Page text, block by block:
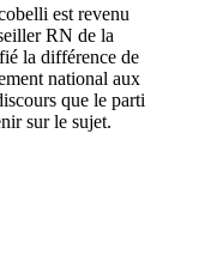
est revenu
RN de la
la différence de
national aux
que le parti
sur le sujet.